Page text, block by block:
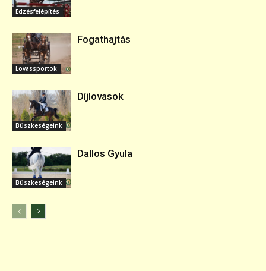
Edzésfelépítés
Lovassportok
Fogathajtás
Büszkeségeink
Díjlovasok
Büszkeségeink
Dallos Gyula